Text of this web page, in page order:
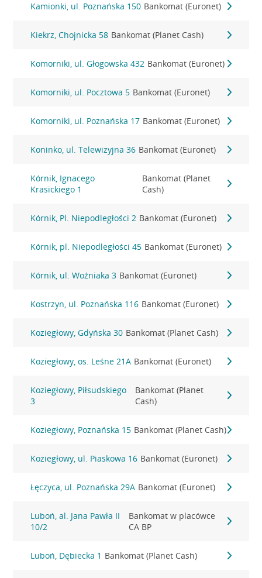
Kamionki, ul. Poznańska 150 Bankomat (Euronet)
Kiekrz, Chojnicka 58 Bankomat (Planet Cash)
Komorniki, ul. Głogowska 432 Bankomat (Euronet)
Komorniki, ul. Pocztowa 5 Bankomat (Euronet)
Komorniki, ul. Poznańska 17 Bankomat (Euronet)
Koninko, ul. Telewizyjna 36 Bankomat (Euronet)
Kórnik, Ignacego
Krasickiego 1
Bankomat (Planet
Cash)
Kórnik, Pl. Niepodległości 2 Bankomat (Euronet)
Kórnik, pl. Niepodległości 45 Bankomat (Euronet)
Kórnik, ul. Woźniaka 3 Bankomat (Euronet)
Kostrzyn, ul. Poznańska 116 Bankomat (Euronet)
Koziegłowy, Gdyńska 30 Bankomat (Planet Cash)
Koziegłowy, os. Leśne 21A Bankomat (Euronet)
Koziegłowy, Piłsudskiego
3
Bankomat (Planet
Cash)
Koziegłowy, Poznańska 15 Bankomat (Planet Cash)
Koziegłowy, ul. Piaskowa 16 Bankomat (Euronet)
Łęczyca, ul. Poznańska 29A Bankomat (Euronet)
Luboń, al. Jana Pawła II
10/2
Bankomat w placówce
CA BP
Luboń, Dębiecka 1 Bankomat (Planet Cash)